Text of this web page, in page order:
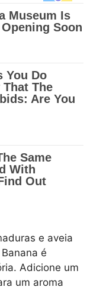
e aveia
é
Adicione um
um aroma